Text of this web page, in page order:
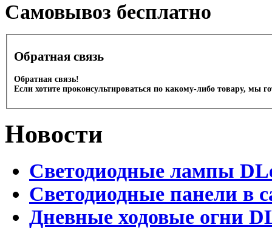
Cамовывоз бесплатно
Обратная связь
Обратная связь!
Если хотите проконсультироваться по какому-либо товару, мы
Новости
Светодиодные лампы
Светодиодные панели в
Дневные ходовые огни